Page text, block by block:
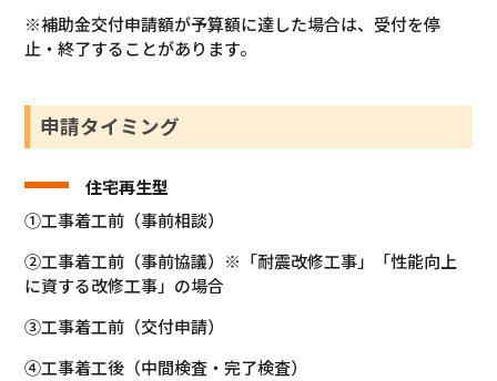
※補助金交付申請額が予算額に達した場合は、受付を停
止・終了することがあります。
申請タイミング
住宅再生型
①工事着工前（事前相談）
②工事着工前（事前協議）※「耐震改修工事」「性能向上
に資する改修工事」の場合
③工事着工前（交付申請）
④工事着工後（中間検査・完了検査）